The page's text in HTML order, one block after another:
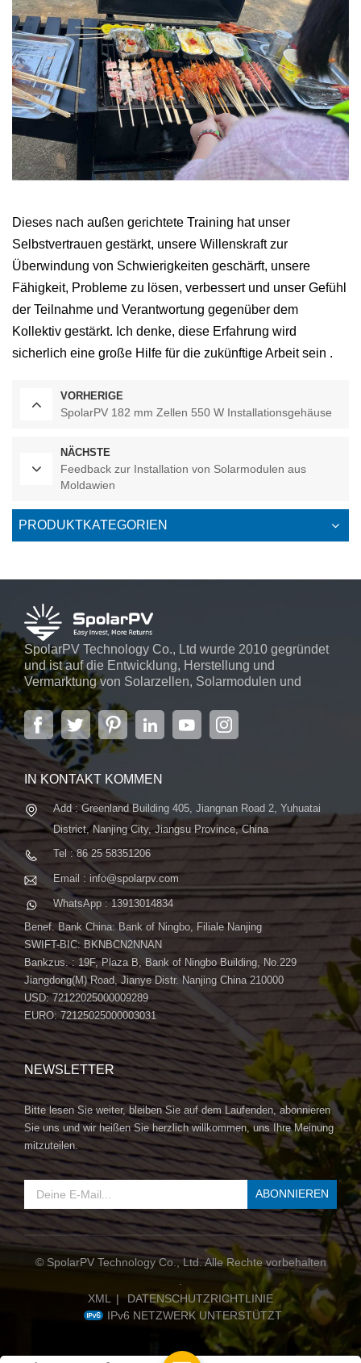
Dieses nach außen gerichtete Training hat unser
Selbstvertrauen gestärkt, unsere Willenskraft zur
Überwindung von Schwierigkeiten geschärft, unsere
Fähigkeit, Probleme zu lösen, verbessert und unser Gefühl
der Teilnahme und Verantwortung gegenüber dem
Kollektiv gestärkt. Ich denke, diese Erfahrung wird
sicherlich eine große Hilfe für die zukünftige Arbeit sein .
VORHERIGE
SpolarPV 182 mm Zellen 550 W Installationsgehäuse
NÄCHSTE
Feedback zur Installation von Solarmodulen aus
Moldawien
PRODUKTKATEGORIEN
SpolarPV Technology Co., Ltd wurde 2010 gegründet
und ist auf die Entwicklung, Herstellung und
Vermarktung von Solarzellen, Solarmodulen und
Solarstromsystemen spezialisiert. Das Unternehmen
mit Sitz in der Hauptstadt der Provinz Jiangsu,
Nanjing, erstreckt sich über 6.000 m² und verfügt über
fortschrittliche automatische ...
IN KONTAKT KOMMEN
Add : Greenland Building 405, Jiangnan Road 2, Yuhuatai
District, Nanjing City, Jiangsu Province, China
Tel : 86 25 58351206
Email : info@spolarpv.com
WhatsApp : 13913014834
Benef. Bank China: Bank of Ningbo, Filiale Nanjing
SWIFT-BIC: BKNBCN2NNAN
Bankzus. : 19F, Plaza B, Bank of Ningbo Building, No.229
Jiangdong(M) Road, Jianye Distr. Nanjing China 210000
USD: 72122025000009289
EURO: 72125025000003031
NEWSLETTER
Bitte lesen Sie weiter, bleiben Sie auf dem Laufenden, abonnieren
Sie uns und wir heißen Sie herzlich willkommen, uns Ihre Meinung
mitzuteilen.
© SpolarPV Technology Co., Ltd. Alle Rechte vorbehalten
XML
|
DATENSCHUTZRICHTLINIE
IPv6 NETZWERK UNTERSTÜTZT